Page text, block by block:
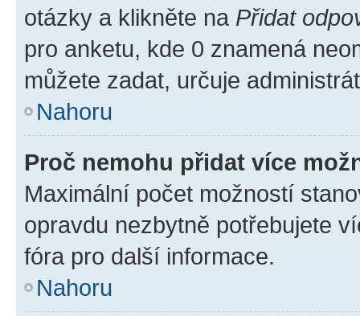
otázky a klikněte na Přidat
pro anketu, kde 0 znamená
můžete zadat, určuje
Nahoru
Proč nemohu přidat více
Maximální počet možností
opravdu nezbytně potřebujete
fóra pro další informace.
Nahoru